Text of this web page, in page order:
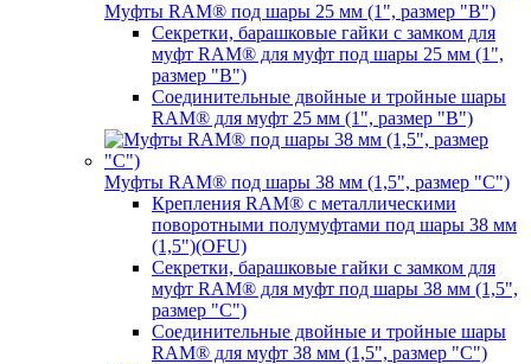
Муфты RAM® под шары 25 мм (1", размер "B")
Секретки, барашковые гайки с замком для
муфт RAM® для муфт под шары 25 мм (1",
размер "B")
Соединительные двойные и тройные шары
RAM® для муфт 25 мм (1", размер "B")
Муфты RAM® под шары 38 мм (1,5", размер "C")
Крепления RAM® с металлическими
поворотными полумуфтами под шары 38 мм
(1,5")(OFU)
Секретки, барашковые гайки с замком для
муфт RAM® для муфт под шары 38 мм (1,5",
размер "C")
Соединительные двойные и тройные шары
RAM® для муфт 38 мм (1,5", размер "C")